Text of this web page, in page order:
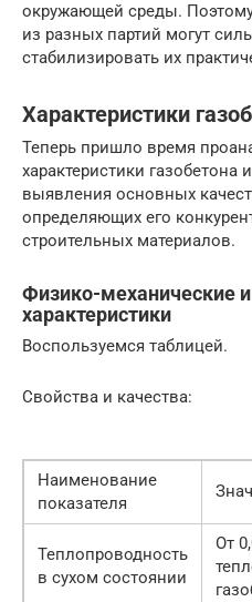
окружающей среды. Поэтому
из разных партий могут
стабилизировать их
Характеристики
Теперь пришло время
характеристики
выявления основных
определяющих его
строительных материалов.
Физико-механические и
характеристики
Воспользуемся таблицей.
Свойства и качества:
Наименование
показателя
Теплопроводность
в сухом состоянии
От